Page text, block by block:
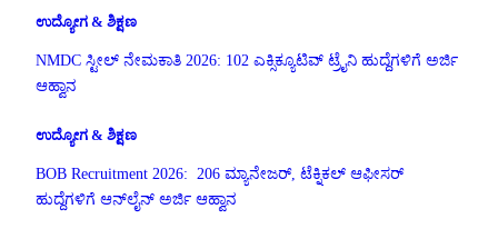
ಉದ್ಯೋಗ & ಶಿಕ್ಷಣ
NMDC ಸ್ಟೀಲ್ ನೇಮಕಾತಿ 2026: 102 ಎಕ್ಸಿಕ್ಯೂಟಿವ್ ಟ್ರೈನಿ ಹುದ್ದೆಗಳಿಗೆ ಅರ್ಜಿ
ಆಹ್ವಾನ
ಉದ್ಯೋಗ & ಶಿಕ್ಷಣ
BOB Recruitment 2026: 206 ಮ್ಯಾನೇಜರ್, ಟೆಕ್ನಿಕಲ್ ಆಫೀಸರ್
ಹುದ್ದೆಗಳಿಗೆ ಆನ್‌ಲೈನ್ ಅರ್ಜಿ ಆಹ್ವಾನ